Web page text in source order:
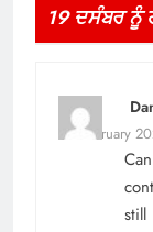
19 ਦਸੰਬਰ ਨੂੰ
10 February
still